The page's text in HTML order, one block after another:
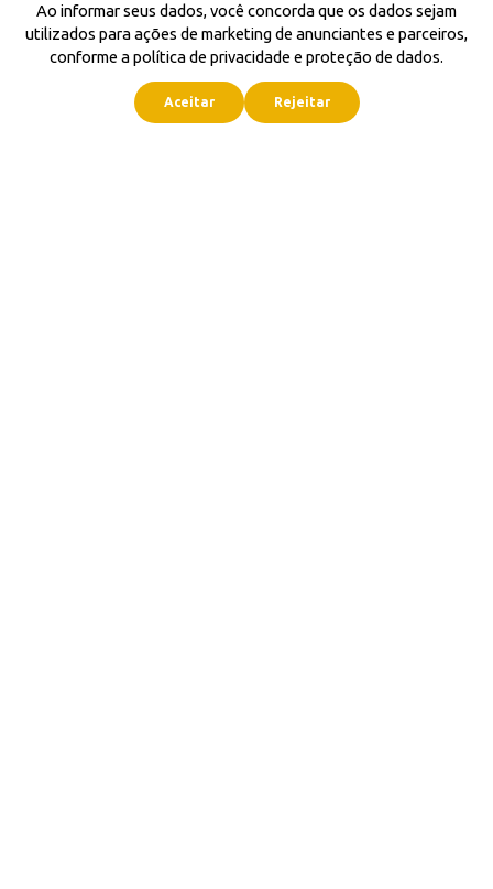
Ao informar seus dados, você concorda que os dados sejam
utilizados para ações de marketing de anunciantes e parceiros,
conforme a política de privacidade e proteção de dados.
Aceitar Rejeitar